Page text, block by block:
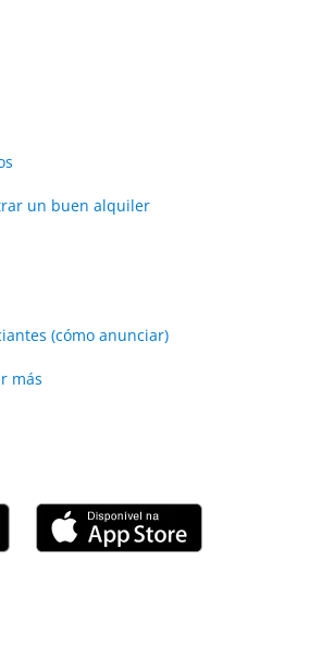
un buen alquiler
(cómo anunciar)
más